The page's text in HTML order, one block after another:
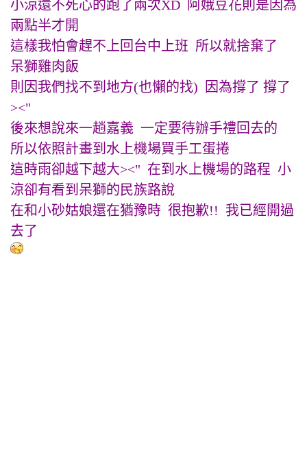
小涼還不死心的跑了兩次XD 阿娥豆花則是因為
兩點半才開
這樣我怕會趕不上回台中上班 所以就捨棄了
呆獅雞肉飯
則因我們找不到地方(也懶的找) 因為撐了 撐了
><"
後來想說來一趟嘉義 一定要待辦手禮回去的
所以依照計畫到水上機場買手工蛋捲
這時雨卻越下越大><" 在到水上機場的路程 小
涼卻有看到呆獅的民族路說
在和小砂姑娘還在猶豫時 很抱歉!! 我已經開過
去了